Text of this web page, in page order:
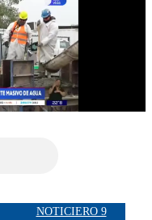
NOTICIERO 9